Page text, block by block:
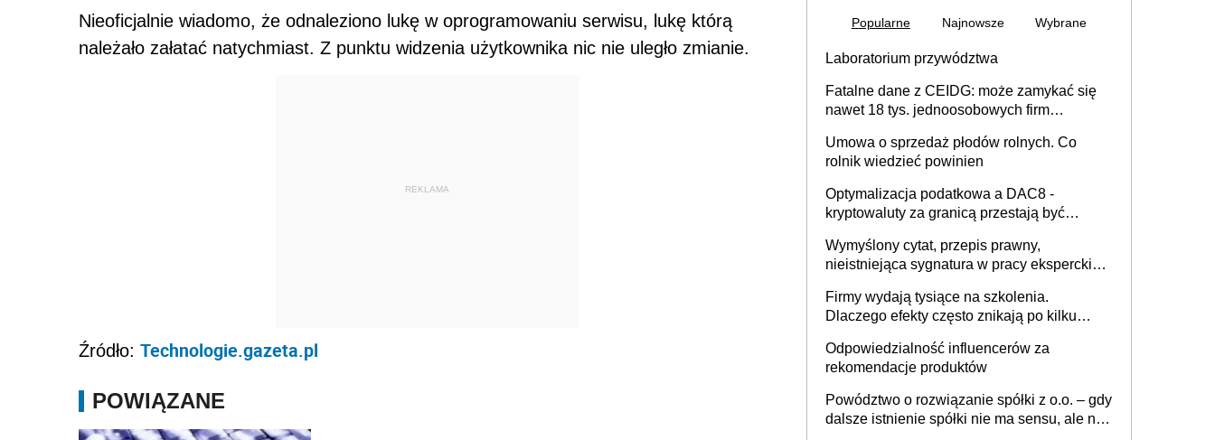
Nieoficjalnie wiadomo, że odnaleziono lukę w oprogramowaniu serwisu, lukę którą
należało załatać natychmiast. Z punktu widzenia użytkownika nic nie uległo zmianie.
REKLAMA
Źródło: Technologie.gazeta.pl
POWIĄZANE
Popularne Najnowsze Wybrane
Laboratorium przywództwa
Fatalne dane z CEIDG: może zamykać się
nawet 18 tys. jednoosobowych firm
Umowa o sprzedaż płodów rolnych. Co
rolnik wiedzieć powinien
Optymalizacja podatkowa a DAC8 -
kryptowaluty za granicą przestają być
Wymyślony cytat, przepis prawny,
nieistniejąca sygnatura w pracy eksperckiej -
firmie
Firmy wydają tysiące na szkolenia.
Dlaczego efekty często znikają po kilku
Odpowiedzialność influencerów za
rekomendacje produktów
Powództwo o rozwiązanie spółki z o.o. – gdy
dalsze istnienie spółki nie ma sensu, ale nie